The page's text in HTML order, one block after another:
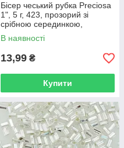
Бісер чеський рубка Preciosa
1", 5 г, 423, прозорий зі
срібною серединкою,
червоний
В наявності
13,99 ₴
Купити